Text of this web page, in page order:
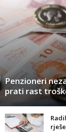
Penzioneri
prati rast